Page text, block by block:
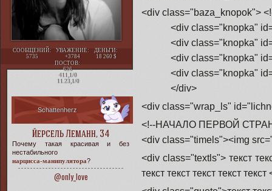
СООБЩЕНИЙ:
5735
УВАЖЕНИЕ:
+3784
ДЕНЬГИ:
18 260
ПОСТОВ:
626
411,1/0
11.23,1/0
Schattenherz
Йерсель Леманн, 34
Почему такая красивая и без
нестабильного
нарцисса-манипулятора?
@only_love
<div
<div class="knopka"
<div class="knopka"
<div class="knopka"
<div class="knopka"
</div>
<div class="wrap_ls"
<!--НАЧАЛО ПЕРВОЙ
<div class="timels"><img
<div class="textls"> текст
текст текст текст текст текст